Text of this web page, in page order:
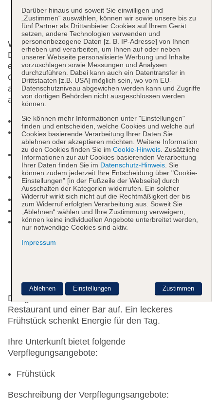
Das bietet Ihre Unterkunft
Wohlfühlen können sich die Gäste in 22 Zimmern.
Die Unterbringung bietet einen Zimmerservice und
einen Konferenzraum. Per WLAN erhalten die
Gäste Zugang zum Internet. Wer mit dem Fahrzeug
anreist, kann es auf dem Parkplatz des Hauses
abstellen.
Hoteleröffnung: 2002
Internet: WLAN/WiFi, im öffentlichen Bereich:
ohne Gebühr
Zahlungsarten: TUI Card / VISA, MasterCard,
Diners
Parkmöglichkeiten: Parkplatz (nach
Verfügbarkeit), unbewacht: gegen Gebühr
Tagungseinrichtungen: Konferenzräume: 1
Etagen: 5, Zimmer: 22
Landeskategorie: 4 Sterne
Der gastronomische Bereich wartet mit einem
Restaurant und einer Bar auf. Ein leckeres
Frühstück schenkt Energie für den Tag.
Ihre Unterkunft bietet folgende
Verpflegungsangebote:
Frühstück
Beschreibung der Verpflegungsangebote:
Darüber hinaus und soweit Sie einwilligen und
„Zustimmen“ auswählen, können wir sowie unsere bis zu
fünf Partner als Drittanbieter Cookies auf Ihrem Gerät
setzen, andere Technologien verwenden und
personenbezogene Daten [z. B. IP-Adresse] von Ihnen
erheben und verarbeiten, um Ihnen auf oder neben
unserer Webseite personalisierte Werbung und Inhalte
vorzuschlagen sowie Messungen und Analysen
durchzuführen. Dabei kann auch ein Datentransfer in
Drittstaaten [z.B. USA] möglich sein, wo vom EU-
Datenschutzniveau abgewichen werden kann und Zugriffe
von dortigen Behörden nicht ausgeschlossen werden
können.
Sie können mehr Informationen unter "Einstellungen"
finden und entscheiden, welche Cookies und welche auf
Cookies basierende Verarbeitung Ihrer Daten Sie
ablehnen oder akzeptieren möchten. Weitere Information
zu den Cookies finden Sie im Cookie-Hinweis. Zusätzliche
Informationen zur auf Cookies basierenden Verarbeitung
Ihrer Daten finden Sie im Datenschutz-Hinweis. Sie
können zudem jederzeit Ihre Entscheidung über "Cookie-
Einstellungen" [in der Fußzeile der Webseite] durch
Ausschalten der Kategorien widerrufen. Ein solcher
Widerruf wirkt sich nicht auf die Rechtmäßigkeit der bis
zum Widerruf erfolgten Verarbeitung aus. Soweit Sie
„Ablehnen“ wählen und Ihre Zustimmung verweigern,
können keine individuellen Angebote unterbreitet werden,
nur notwendige Cookies sind aktiv.
Impressum
Zustimmen
Ablehnen Einstellungen